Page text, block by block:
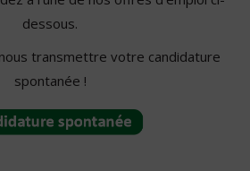
dessous.
transmettre votre candidature
spontanée !